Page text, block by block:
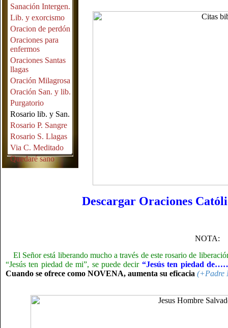
Sanación Intergen.
Lib. y exorcismo
Oracion de perdón
Oraciones para
enfermos
Oraciones Santas
llagas
Oración Milagrosa
Oración San. y lib.
Purgatorio
Rosario lib. y San.
Rosario P. Sangre
Rosario S. Llagas
Via C. Meditado
Quedaré sano
Descargar Oraciones
NOTA:
El Señor está liberando mucho a través de este rosario de
“Jesús ten piedad de mi”, se puede decir “Jesús ten piedad
Cuando se ofrece como NOVENA, aumenta su eficacia (+Padre